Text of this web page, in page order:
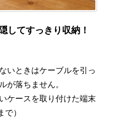
してすっきり収納！
いときはケーブルを引っ
が落ちません。
ケースを取り付けた端末
）